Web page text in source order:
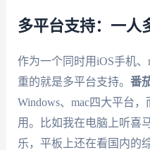
多平台支持：一人
作为一个同时用iOS手机
重的就是多平台支持。 番
Windows、mac四大平台
用。比如我在电脑上听喜
乐，平板上还在看国内的